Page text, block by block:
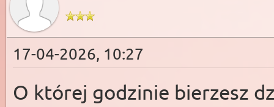
17-04-2026, 10:27
O której godzinie bierzesz